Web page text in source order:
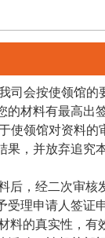
司会按使领馆的
的材料有最高出
使领馆对资料的
果，并放弃追究
后，经二次审核
理申请人签证
料的真实性，有